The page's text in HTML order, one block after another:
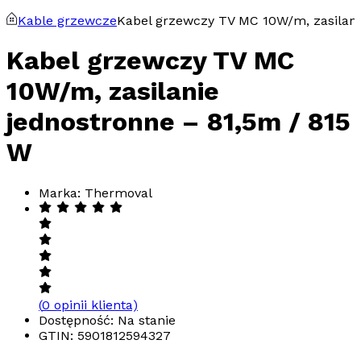
Kable grzewczeKabel grzewczy TV MC 10W/m,
Kabel grzewczy TV MC
10W/m, zasilanie
jednostronne – 81,5m / 815
W
Marka: Thermoval
(0 opinii klienta)
Dostępność: Na stanie
GTIN: 5901812594327